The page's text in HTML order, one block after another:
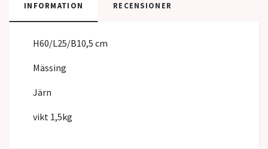
INFORMATION RECENSIONER
H60/L25/B10,5 cm
Mässing
Järn
vikt 1,5kg